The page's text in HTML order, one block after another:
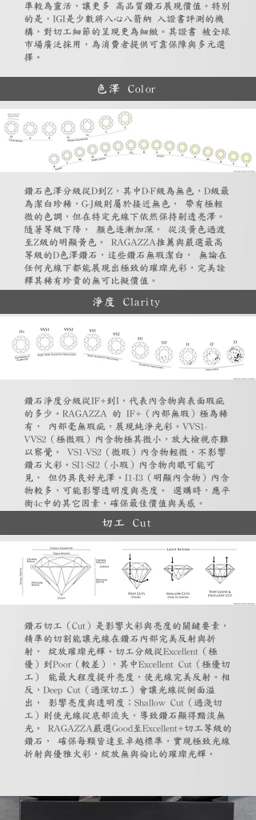
準較為靈活，讓更多 高品質鑽石展現價值。特別
的是，IGI是少數將八心八箭納 入證書評測的機
構，對切工細節的呈現更為細緻。其證書 被全球
市場廣泛採用，為消費者提供可靠保障與多元選
擇。
色澤 Color
鑽石色澤分級從D到Z，其中D-F級為無色，D級最
為潔白珍稀，G-J級則屬於接近無色， 帶有極輕
微的色調，但在特定光線下依然保持剔透亮澤。
隨著等級下降， 顏色逐漸加深， 從淡黃色過渡
至Z級的明顯黃色。 RAGAZZA推薦與嚴選最高
等級的D色澤鑽石，這些鑽石無瑕潔白， 無論在
任何光線下都能展現出極致的璀璨光彩，完美詮
釋其稀有珍貴的無可比擬價值。
淨度 Clarity
鑽石淨度分級從IF+到I，代表內含物與表面瑕疵
的多少。RAGAZZA 的 IF+（內部無瑕）極為稀
有， 內部毫無瑕疵，展現純淨光彩。VVS1-
VVS2（極微瑕）內含物極其微小，放大檢視亦難
以察覺。 VS1-VS2（微瑕）內含物輕微，不影響
鑽石火彩。SI1-SI2（小瑕）內含物肉眼可能可
見， 但仍具良好光澤。I1-I3（明顯內含物）內含
物較多，可能影響透明度與亮度。 選購時，應平
衡4c中的其它因素，確保最佳價值與美感。
切工 Cut
鑽石切工（Cut）是影響火彩與亮度的關鍵要素，
精準的切割能讓光線在鑽石內部完美反射與折
射， 綻放璀璨光輝。切工分級從Excellent（極
優）到Poor（較差），其中Excellent Cut（極優切
工） 能最大程度提升亮度，使光線完美反射。相
反，Deep Cut（過深切工）會讓光線從側面溢
出， 影響亮度與透明度；Shallow Cut（過淺切
工）則使光線從底部流失，導致鑽石顯得黯淡無
光。 RAGAZZA嚴選Good至Excellent+切工等級的
鑽石， 確保每顆皆達至卓越標準，實現極致光線
折射與優雅火彩，綻放無與倫比的璀璨光輝。